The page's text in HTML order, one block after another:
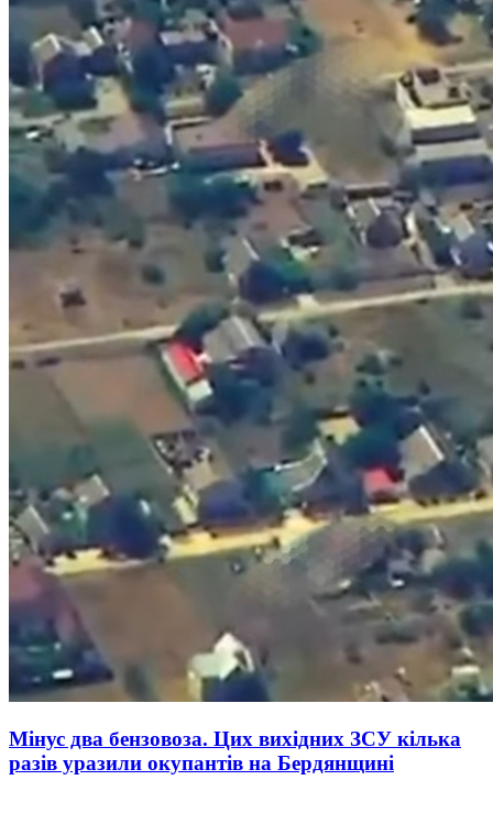
Мінус два бензовоза. Цих вихідних ЗСУ кілька
разів уразили окупантів на Бердянщині